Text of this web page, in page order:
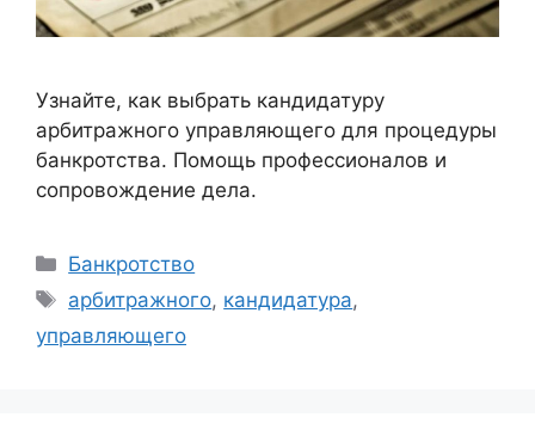
Узнайте, как выбрать кандидатуру
арбитражного управляющего для процедуры
банкротства. Помощь профессионалов и
сопровождение дела.
Рубрики
Банкротство
Метки
арбитражного, кандидатура,
управляющего